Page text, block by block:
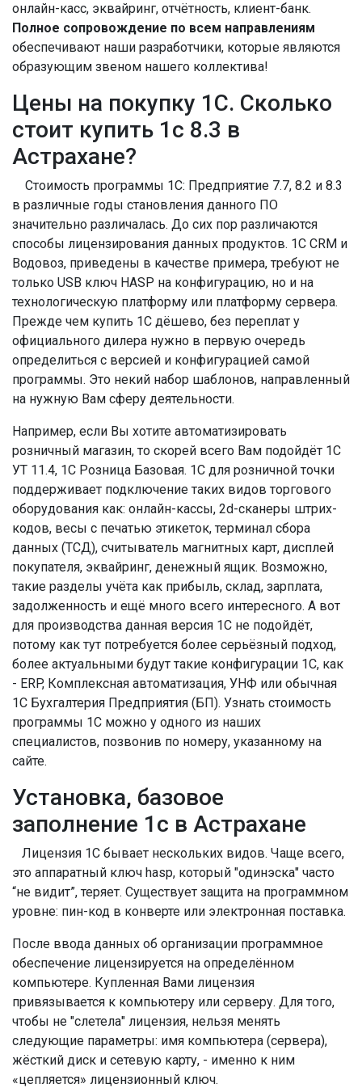
онлайн-касс, эквайринг, отчётность, клиент-банк.
Полное сопровождение по всем направлениям
обеспечивают наши разработчики, которые являются
образующим звеном нашего коллектива!
Цены на покупку 1С. Сколько
стоит купить 1с 8.3 в
Астрахане?
Стоимость программы 1С: Предприятие 7.7, 8.2 и 8.3
в различные годы становления данного ПО
значительно различалась. До сих пор различаются
способы лицензирования данных продуктов. 1С CRM и
Водовоз, приведены в качестве примера, требуют не
только USB ключ HASP на конфигурацию, но и на
технологическую платформу или платформу сервера.
Прежде чем купить 1С дёшево, без переплат у
официального дилера нужно в первую очередь
определиться с версией и конфигурацией самой
программы. Это некий набор шаблонов, направленный
на нужную Вам сферу деятельности.
Например, если Вы хотите автоматизировать
розничный магазин, то скорей всего Вам подойдёт 1С
УТ 11.4, 1С Розница Базовая. 1С для розничной точки
поддерживает подключение таких видов торгового
оборудования как: онлайн-кассы, 2d-сканеры штрих-
кодов, весы с печатью этикеток, терминал сбора
данных (ТСД), считыватель магнитных карт, дисплей
покупателя, эквайринг, денежный ящик. Возможно,
такие разделы учёта как прибыль, склад, зарплата,
задолженность и ещё много всего интересного. А вот
для производства данная версия 1С не подойдёт,
потому как тут потребуется более серьёзный подход,
более актуальными будут такие конфигурации 1С, как
- ERP, Комплексная автоматизация, УНФ или обычная
1С Бухгалтерия Предприятия (БП). Узнать стоимость
программы 1С можно у одного из наших
специалистов, позвонив по номеру, указанному на
сайте.
Установка, базовое
заполнение 1с в Астрахане
Лицензия 1С бывает нескольких видов. Чаще всего,
это аппаратный ключ hasp, который "одинэска" часто
“не видит”, теряет. Существует защита на программном
уровне: пин-код в конверте или электронная поставка.
После ввода данных об организации программное
обеспечение лицензируется на определённом
компьютере. Купленная Вами лицензия
привязывается к компьютеру или серверу. Для того,
чтобы не "слетела" лицензия, нельзя менять
следующие параметры: имя компьютера (сервера),
жёсткий диск и сетевую карту, - именно к ним
«цепляется» лицензионный ключ.